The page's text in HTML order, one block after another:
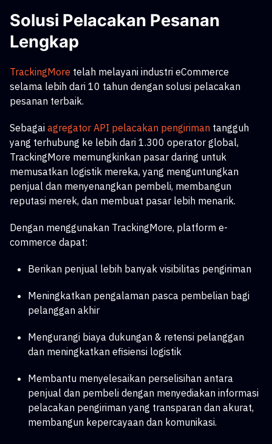
Solusi Pelacakan Pesanan
Lengkap
TrackingMore telah melayani industri eCommerce
selama lebih dari 10 tahun dengan solusi pelacakan
pesanan terbaik.
Sebagai agregator API pelacakan pengiriman tangguh
yang terhubung ke lebih dari 1.300 operator global,
TrackingMore memungkinkan pasar daring untuk
memusatkan logistik mereka, yang menguntungkan
penjual dan menyenangkan pembeli, membangun
reputasi merek, dan membuat pasar lebih menarik.
Dengan menggunakan TrackingMore, platform e-
commerce dapat:
Berikan penjual lebih banyak visibilitas pengiriman
Meningkatkan pengalaman pasca pembelian bagi
pelanggan akhir
Mengurangi biaya dukungan & retensi pelanggan
dan meningkatkan efisiensi logistik
Membantu menyelesaikan perselisihan antara
penjual dan pembeli dengan menyediakan informasi
pelacakan pengiriman yang transparan dan akurat,
membangun kepercayaan dan komunikasi.